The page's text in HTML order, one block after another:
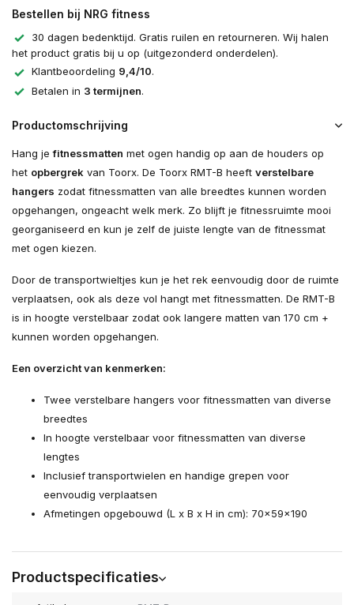
Bestellen bij NRG fitness
30 dagen bedenktijd. Gratis ruilen en retourneren. Wij halen
het product gratis bij u op (uitgezonderd onderdelen).
Klantbeoordeling 9,4/10.
Betalen in 3 termijnen.
Productomschrijving
Hang jefitnessmatten met ogen handig op aan de houders op
het opbergrek van Toorx. De Toorx RMT-B heeft verstelbare
hangers zodat fitnessmatten van alle breedtes kunnen worden
opgehangen, ongeacht welk merk. Zo blijft je fitnessruimte mooi
georganiseerd en kun je zelf de juiste lengte van de fitnessmat
met ogen kiezen.
Door de transportwieltjes kun je het rek eenvoudig door de ruimte
verplaatsen, ook als deze vol hangt met fitnessmatten. De RMT-B
is in hoogte verstelbaar zodat ook langere matten van 170 cm +
kunnen worden opgehangen.
Een overzicht van kenmerken:
Twee verstelbare hangers voor fitnessmatten van diverse
breedtes
In hoogte verstelbaar voor fitnessmatten van diverse
lengtes
Inclusief transportwielen en handige grepen voor
eenvoudig verplaatsen
Afmetingen opgebouwd (L x B x H in cm): 70x59x190
Productspecificaties